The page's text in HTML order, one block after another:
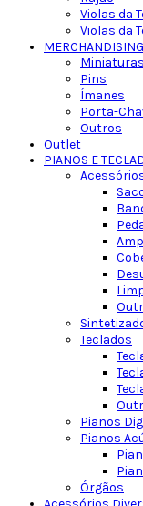
Violas da
Violas da
MERCHANDISING
Pins
Ímanes
Porta-
Outros
Outlet
PIANOS E
Teclados
Pianos
Pianos
Órgãos